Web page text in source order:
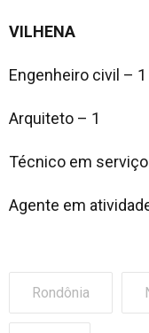
VILHENA
Engenheiro civil – 1
Arquiteto – 1
Técnico em
Agente em
Rondônia